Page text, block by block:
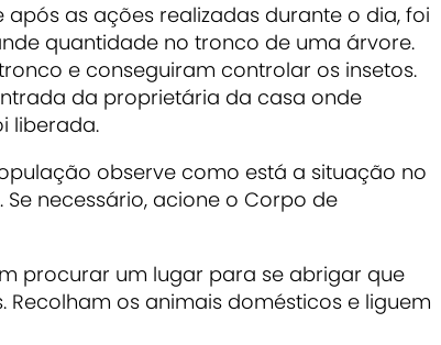
as ações realizadas durante o dia, foi
quantidade no tronco de uma árvore.
e conseguiram controlar os insetos.
da proprietária da casa onde
liberada.
observe como está a situação no
necessário, acione o Corpo de
procurar um lugar para se abrigar que
os animais domésticos e liguem